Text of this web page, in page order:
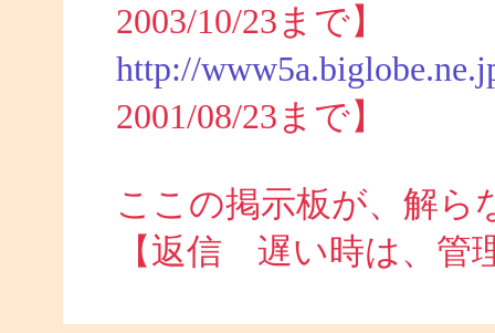
2003/10/23まで】
http://
2001/08/23まで】
ここの掲示板が、解
【返信 遅い時は、管